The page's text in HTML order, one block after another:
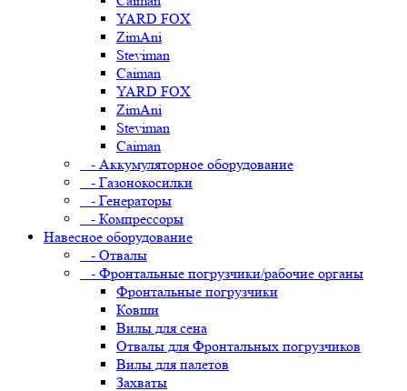
YARD FOX
ZimAni
Steviman
Caiman
YARD FOX
ZimAni
Steviman
Caiman
- Аккумуляторное оборудование
- Газонокосилки
- Генераторы
- Компрессоры
Навесное оборудование
- Отвалы
- Фронтальные погрузчики/рабочие органы
Фронтальные погрузчики
Ковши
Вилы для сена
Отвалы для Фронтальных погрузчиков
Вилы для палетов
Захваты